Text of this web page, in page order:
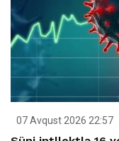
07 Avqust 2026 22:57